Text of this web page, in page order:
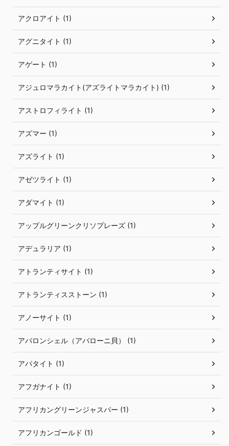
アクロアイト (1)
アグニタイト (1)
アゲート (1)
アジュロマラカイト(アズライトマラカイト) (1)
アストロフィライト (1)
アズマー (1)
アズライト (1)
アゼツライト (1)
アダマイト (1)
アップルグリーンクリソプレーズ (1)
アデュラリア (1)
アトランティサイト (1)
アトランティスストーン (1)
アノーサイト (1)
アバロンシェル（アバローニ貝） (1)
アパタイト (1)
アフガナイト (1)
アフリカングリーンジャスパー (1)
アフリカンゴールド (1)